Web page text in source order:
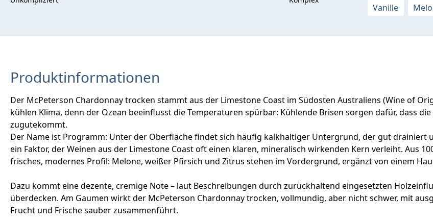
Vanille
Produktinformationen
Der McPeterson Chardonnay trocken stammt aus der Limestone Coast im Südosten Australiens (Wine of
kühlen Klima, denn der Ozean beeinflusst die Temperaturen spürbar: Kühlende Brisen sorgen dafür, dass
zugutekommt.
Der Name ist Programm: Unter der Oberfläche findet sich häufig kalkhaltiger Untergrund, der gut drainiert
ein Faktor, der Weinen aus der Limestone Coast oft einen klaren, mineralisch wirkenden Kern verleiht. Aus
frisches, modernes Profil: Melone, weißer Pfirsich und Zitrus stehen im Vordergrund, ergänzt von einem
Dazu kommt eine dezente, cremige Note – laut Beschreibungen durch zurückhaltend eingesetzten
überdecken. Am Gaumen wirkt der McPeterson Chardonnay trocken, vollmundig, aber nicht schwer, mit
Frucht und Frische sauber zusammenführt.